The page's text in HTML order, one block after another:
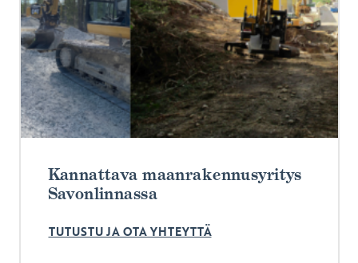
Kannattava maanrakennusyritys
Savonlinnassa
TUTUSTU JA OTA YHTEYTTÄ